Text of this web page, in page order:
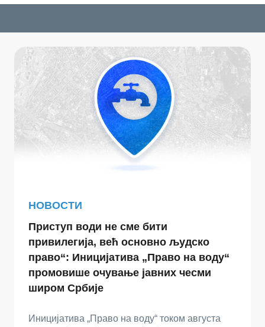
НОВОСТИ
Приступ води не сме бити
привилегија, већ основно људско
право“: Иницијатива „Право на воду“
промовише очување јавних чесми
широм Србије
Иницијатива „Право на воду“ током августа